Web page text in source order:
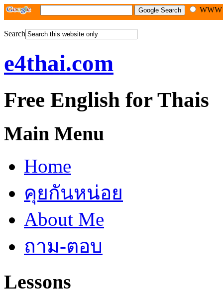
Search
e4thai.com
Free English for Thais
Main Menu
Home
คุยกันหน่อย
About Me
ถาม-ตอบ
Lessons